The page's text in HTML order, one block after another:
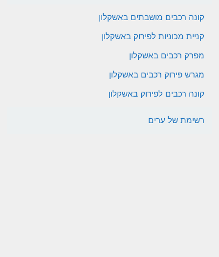
קונה רכבים מושבתים באשקלון
קניית מכוניות לפירוק באשקלון
מפרק רכבים באשקלון
מגרש פירוק רכבים באשקלון
קונה רכבים לפירוק באשקלון
רשימת של ערים